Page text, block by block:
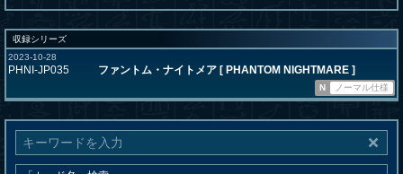
収録シリーズ
2023-10-28
PHNI-JP035 ファントム・ナイトメア [ PHANTOM NIGHTMARE ]
N ノーマル仕様